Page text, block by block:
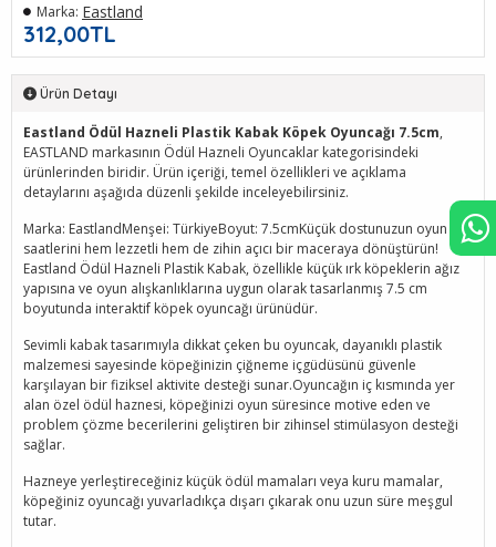
312,00TL
Marka: Eastland
Ürün Detayı
Eastland Ödül Hazneli Plastik Kabak Köpek Oyuncağı 7.5cm,
EASTLAND markasının Ödül Hazneli Oyuncaklar kategorisindeki
ürünlerinden biridir. Ürün içeriği, temel özellikleri ve açıklama
detaylarını aşağıda düzenli şekilde inceleyebilirsiniz.
Marka: EastlandMenşei: TürkiyeBoyut: 7.5cmKüçük dostunuzun oyun
saatlerini hem lezzetli hem de zihin açıcı bir maceraya dönüştürün!
Eastland Ödül Hazneli Plastik Kabak, özellikle küçük ırk köpeklerin ağız
yapısına ve oyun alışkanlıklarına uygun olarak tasarlanmış 7.5 cm
boyutunda interaktif köpek oyuncağı ürünüdür.
Sevimli kabak tasarımıyla dikkat çeken bu oyuncak, dayanıklı plastik
malzemesi sayesinde köpeğinizin çiğneme içgüdüsünü güvenle
karşılayan bir fiziksel aktivite desteği sunar.Oyuncağın iç kısmında yer
alan özel ödül haznesi, köpeğinizi oyun süresince motive eden ve
problem çözme becerilerini geliştiren bir zihinsel stimülasyon desteği
sağlar.
Hazneye yerleştireceğiniz küçük ödül mamaları veya kuru mamalar,
köpeğiniz oyuncağı yuvarladıkça dışarı çıkarak onu uzun süre meşgul
tutar.